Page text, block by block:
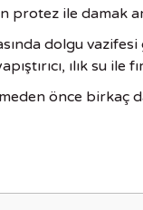
protez ile damak
dolgu
ılık su ile
önce birkaç